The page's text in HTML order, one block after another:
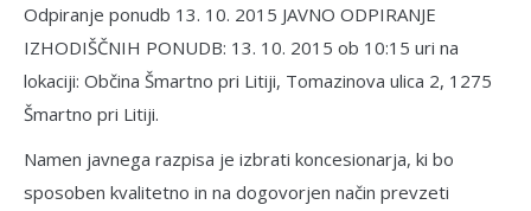
Odpiranje ponudb 13. 10. 2015 JAVNO ODPIRANJE
IZHODIŠČNIH PONUDB: 13. 10. 2015 ob 10:15 uri na
lokaciji: Občina Šmartno pri Litiji, Tomazinova ulica 2, 1275
Šmartno pri Litiji.
Namen javnega razpisa je izbrati koncesionarja, ki bo
sposoben kvalitetno in na dogovorjen način prevzeti